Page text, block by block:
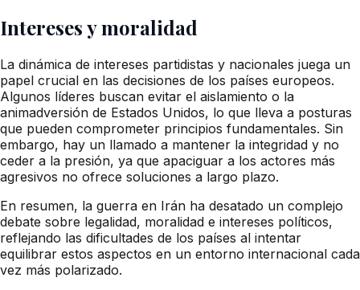
Intereses y moralidad
La dinámica de intereses partidistas y nacionales juega un
papel crucial en las decisiones de los países europeos.
Algunos líderes buscan evitar el aislamiento o la
animadversión de Estados Unidos, lo que lleva a posturas
que pueden comprometer principios fundamentales. Sin
embargo, hay un llamado a mantener la integridad y no
ceder a la presión, ya que apaciguar a los actores más
agresivos no ofrece soluciones a largo plazo.
En resumen, la guerra en Irán ha desatado un complejo
debate sobre legalidad, moralidad e intereses políticos,
reflejando las dificultades de los países al intentar
equilibrar estos aspectos en un entorno internacional cada
vez más polarizado.